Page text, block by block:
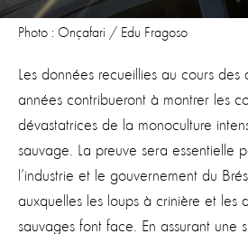
Photo : Onçafari / Edu Fragoso
Les données recueillies au cours des
années contribueront à montrer les
dévastatrices de la monoculture
sauvage. La preuve sera essentielle
l’industrie et le gouvernement du
auxquelles les loups à crinière et les
sauvages font face. En assurant une